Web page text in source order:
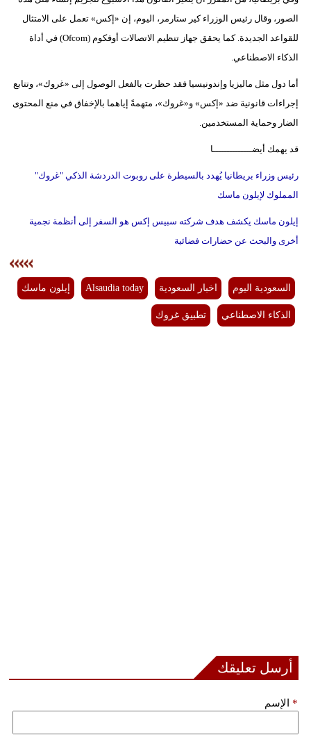
الصور، وقال رئيس الوزراء كير ستارمر، اليوم، إن «إكس» تعمل على الامتثال
للقواعد الجديدة. كما يحقق جهاز تنظيم الاتصالات أوفكوم (Ofcom) في أداة
الذكاء الاصطناعي.
أما دول مثل ماليزيا وإندونيسيا فقد حظرت بالفعل الوصول إلى «غروك»، وتتابع
إجراءات قانونية ضد «إكس» و«غروك»، متهمةً إياهما بالإخفاق في منع المحتوى
الضار وحماية المستخدمين.
قد يهمك أيضــــــــــــــا
رئيس وزراء بريطانيا يُهدد بالسيطرة على روبوت الدردشة الذكي "غروك"
المملوك لإيلون ماسك
إيلون ماسك يكشف هدف شركته سبيس إكس هو السفر إلى أنظمة نجمية
أخرى والبحث عن حضارات فضائية
السعودية اليوم اخبار السعودية Alsaudia today إيلون ماسك
الذكاء الاصطناعي تطبيق غروك
أرسل تعليقك
الإسم *